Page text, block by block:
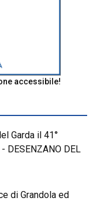
accessibile!
Garda il 41°
DESENZANO DEL
di Grandola ed